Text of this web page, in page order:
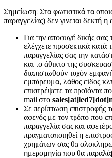
Σημείωση: Στα φωτιστικά τα
παραγγελίας) δεν γινεται δεκτή η
Για την αποφυγή δικής σας
ελέγχετε προσεκτικά κατά
παραγγελίας σας την
και το άθικτο της
διαπιστωθούν τυχόν
εμπόρευμα, λάθος είδος
επιστρέψετε τα προϊόντα
mail στο
Σε περίπτωση επιστροφής
αφενός με τον τρόπο που
παραγγελία σας και
πραγματοποιηθεί η
χρημάτων σας θα
ημερομηνία που θα